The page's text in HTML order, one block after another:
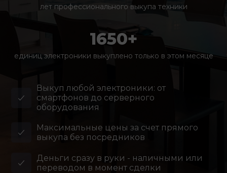
лет профессионального выкупа техники
1650+
единиц электроники выкуплено только в этом месяце
Выкуп любой электроники: от
смартфонов до серверного
оборудования
Максимальные цены за счет прямого
выкупа без посредников
Деньги сразу в руки - наличными или
переводом в момент сделки